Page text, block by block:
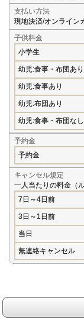
支払い方法
現地決済/オンライン
子供料金
小学生
幼児:食事・布団あり
幼児:食事あり
幼児:布団あり
幼児:食事・布団なし
予約金
予約金
キャンセル規定
一人当たりの料金（
7日～4日前
3日～1日前
当日
無連絡キャンセル